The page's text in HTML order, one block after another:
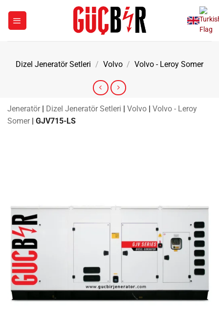
Dizel Jeneratör Setleri / Volvo / Volvo - Leroy Somer
Jeneratör | Dizel Jeneratör Setleri | Volvo | Volvo - Leroy
Somer | GJV715-LS